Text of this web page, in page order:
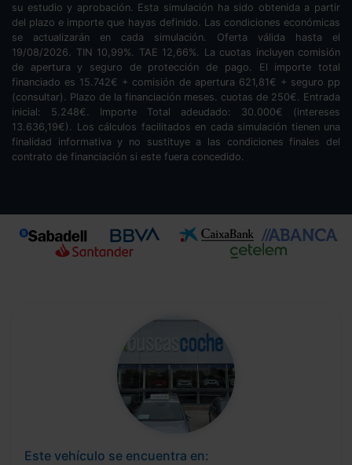
su estudio y aprobación. Esta simulación ha sido obtenida a partir
del plazo e importe que hayas definido. Las condiciones económicas
se actualizarán en cada simulación. Oferta válida hasta el
19/08/2026. TIN 10,99%. TAE 12,66%. La cuotas incluyen comisión
de apertura y seguro de protección de pago. El importe total
financiado es 15.742€ + comisión de apertura 621,81€ + seguro pp
(consultar). Plazo de la financiación meses. cuotas de 250€. Entrada
inicial: 5.248€. Importe Total adeudado: 30.000€ (intereses
13.636,19€). Los cálculos facilitados en cada simulación tienen una
finalidad informativa y no sustituye a las condiciones finales del
contrato de financiación si este fuera concedido.
Este vehículo se encuentra en: